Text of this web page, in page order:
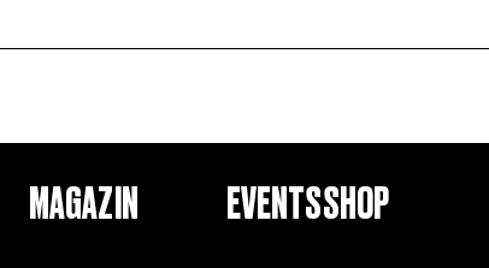
MAGAZIN EVENTSSHOP